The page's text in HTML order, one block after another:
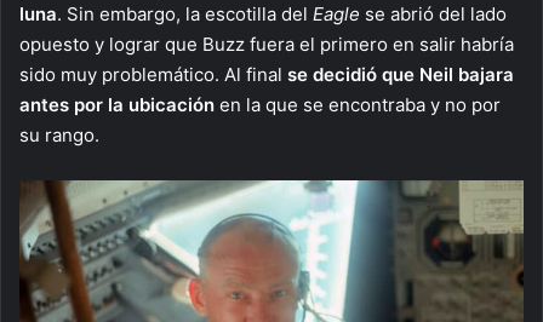
luna. Sin embargo, la escotilla del Eagle se abrió del lado
opuesto y lograr que Buzz fuera el primero en salir habría
sido muy problemático. Al final se decidió que Neil bajara
antes por la ubicación en la que se encontraba y no por
su rango.